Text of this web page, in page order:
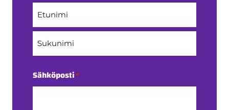
Etunimi
Sähköposti*